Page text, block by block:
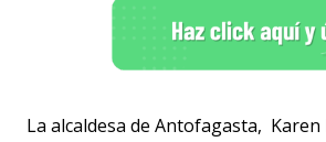
La alcaldesa de Antofagasta,